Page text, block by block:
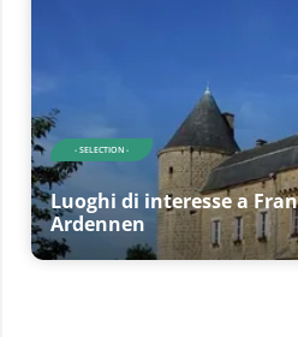
- SELECTION -
Luoghi di interesse a
Ardennen